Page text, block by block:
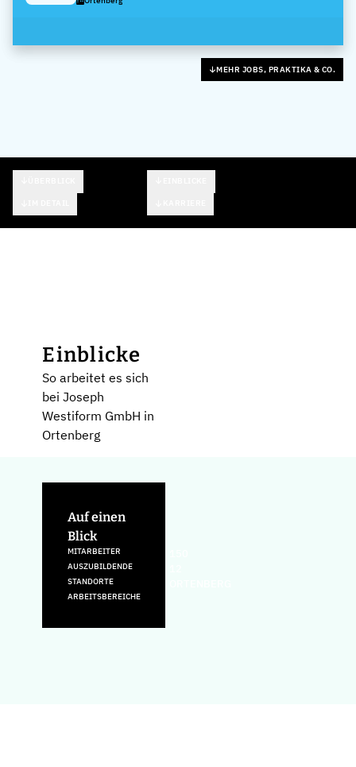
MEHR JOBS, PRAKTIKA & CO.
Einblicke
So arbeitet es sich
bei Joseph
Westiform GmbH in
Ortenberg
Auf einen
Blick
MITARBEITER
AUSZUBILDENDE
STANDORTE
ARBEITSBEREICHE